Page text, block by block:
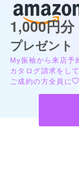
1,000円分
プレゼント
My振袖から来店予
カタログ請求をして
ご成約の方全員に